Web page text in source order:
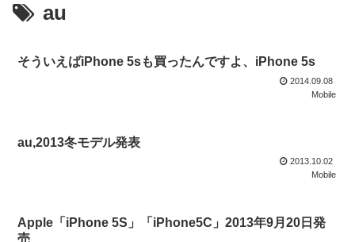
au
そういえばiPhone 5sも買ったんですよ、iPhone 5s
2014.09.08
Mobile
au,2013冬モデル発表
2013.10.02
Mobile
Apple「iPhone 5S」「iPhone5C」2013年9月20日発
売